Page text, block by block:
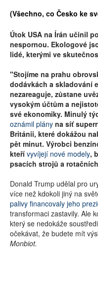
(Všechno, co Česko ke
Útok USA na Írán učinil
nespornou. Ekologové
lidé, kterými ve
"Stojíme na prahu
dodávkách a skladování
nezareaguje, zůstane
vysokým účtům a
své ekonomiky. Minulý
oznámil plány na síť
Británii, které dokážou
pět minut. Výrobci
kteří vyvíjejí nové modely,
psacích strojů a
Donald Trump udělal pro
více než kdokoli jiný na
palivy financovaly jeho
transformaci zastavily. Ale
který se nedokáže
očekávat, že budete mít
Monbiot.